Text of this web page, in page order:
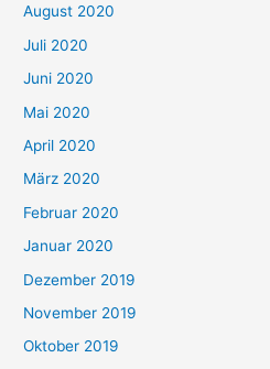
August 2020
Juli 2020
Juni 2020
Mai 2020
April 2020
März 2020
Februar 2020
Januar 2020
Dezember 2019
November 2019
Oktober 2019